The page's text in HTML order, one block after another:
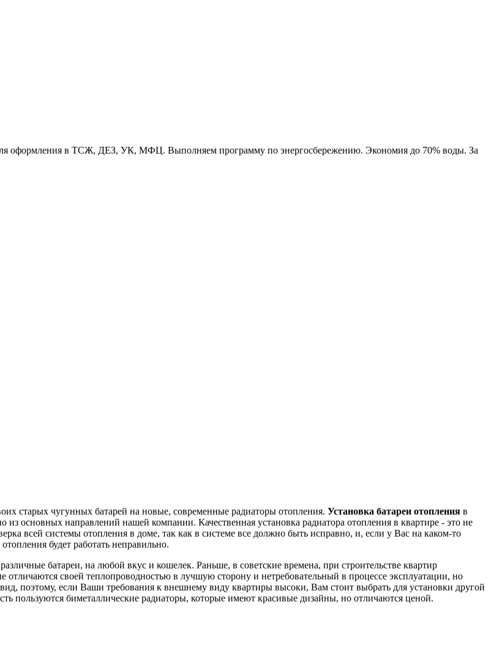
оформления в ТСЖ, ДЕЗ, УК, МФЦ. Выполняем программу по энергосбережению. Экономия до 70% воды. За
старых чугунных батарей на новые, современные радиаторы отопления. Установка батареи отопления в
основных направлений нашей компании. Качественная установка радиатора отопления в квартире - это не
всей системы отопления в доме, так как в системе все должно быть исправно, и, если у Вас на каком-то
будет работать неправильно.
батареи, на любой вкус и кошелек. Раньше, в советские времена, при строительстве квартир
отличаются своей теплопроводностью в лучшую сторону и нетребовательный в процессе эксплуатации, но
поэтому, если Ваши требования к внешнему виду квартиры высоки, Вам стоит выбрать для установки другой
пользуются биметаллические радиаторы, которые имеют красивые дизайны, но отличаются ценой.